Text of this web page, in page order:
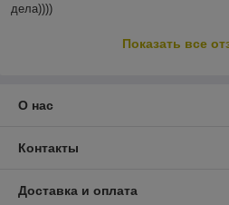
дела))))
Показать все
О нас
Контакты
Доставка и оплата